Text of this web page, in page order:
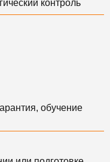
контроль
обучение